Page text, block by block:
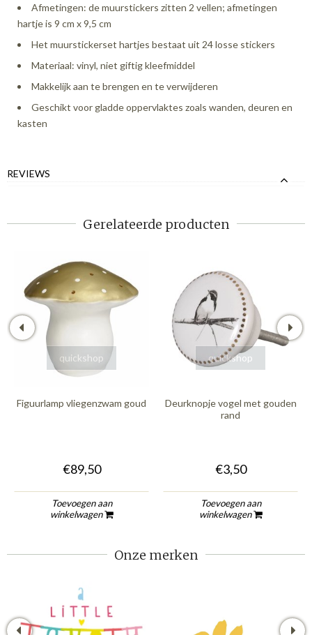
Afmetingen: de muurstickers zitten 2 vellen; afmetingen
hartje is 9 cm x 9,5 cm
Het muurstickerset hartjes bestaat uit 24 losse stickers
Materiaal: vinyl, niet giftig kleefmiddel
Makkelijk aan te brengen en te verwijderen
Geschikt voor gladde oppervlaktes zoals wanden, deuren en
kasten
REVIEWS
Gerelateerde producten
quickshop
Figuurlamp vliegenzwam goud
€89,50
Toevoegen aan
winkelwagen
quickshop
Deurknopje vogel met gouden
rand
€3,50
Toevoegen aan
winkelwagen
Onze merken